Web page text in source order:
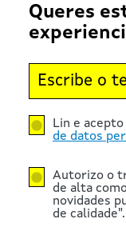
Queres
Lin e
de datos
Autorizo o
de alta
novidades
de calidade".